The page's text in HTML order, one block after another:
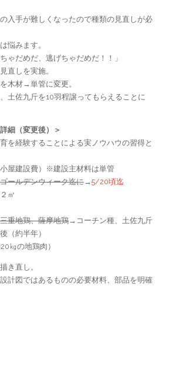
入手が難しくなったので種類の見直しが必
悩みます。
ゃだめだ、逃げちゃだめだ！！」
直しを実施。
木材→単管に変更。
土佐九斤を10羽程譲ってもらえることに
細（変更後）＞
を経験することによる実ノウハウの習得と
屋建設費）※建設主材料は単管
ールデンウィーク迄に→5/20頃迄
㎡
重地鶏、薩摩地鶏→コーチン種、土佐九斤
（約半年）
㎏の地鶏肉）
き直し。
計図ではあるものの必要材料、部品を明確